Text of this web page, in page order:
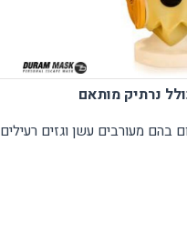
בהם מעורבים עשן וגזים רעילים